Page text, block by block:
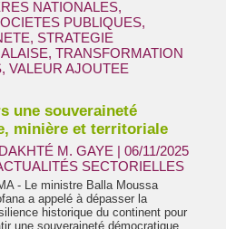
NATIONALES,
PUBLIQUES,
, STRATEGIE
, TRANSFORMATION
, VALEUR AJOUTEE
une souveraineté
minière et territoriale
M. GAYE | 06/11/2025
SECTORIELLES
- Le ministre Balla Moussa
a appelé à dépasser la
historique du continent pour
une souveraineté démocratique,